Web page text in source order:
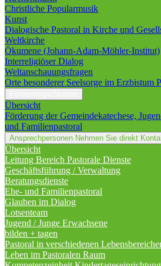
Christliche Popularmusik
Kunst
Dialogische Pastoral in Kirche und
Weltkirche
Ökumene (Johann-Adam-Möhler-Institut)
Interreligiöser Dialog
Weltanschauungsfragen
Orte besonderer Seelsorge im Erzbistum
Übersicht
Förderung der Gemeindekatechese,
und Familienpastoral
Ansprechpersonen Nehmen Sie direkt
Übersicht
Leitung Bereich Pastorale Dienste
Geschäftsführung / Verwaltung
Beratungsdienste
Ehe- und Familienpastoral
Glauben im Dialog
Lotsenteam
Jugend / Junge Erwachsene
bilden + tagen
Pastoral in verschiedenen
Leben im Pastoralen Raum